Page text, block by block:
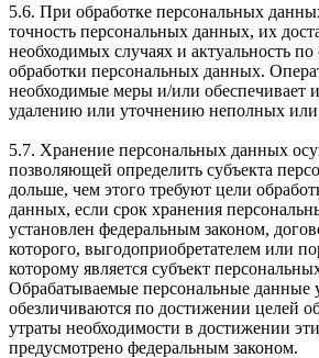
5.6. При обработке персональных
точность персональных данных, их
необходимых случаях и актуальность
обработки персональных данных.
необходимые меры и/или обеспечивает
удалению или уточнению неполных
5.7. Хранение персональных данных
позволяющей определить субъекта
дольше, чем этого требуют цели
данных, если срок хранения
установлен федеральным законом,
которого, выгодоприобретателем или
которому является субъект
Обрабатываемые персональные данные
обезличиваются по достижении целей
утраты необходимости в достижении
предусмотрено федеральным законом.